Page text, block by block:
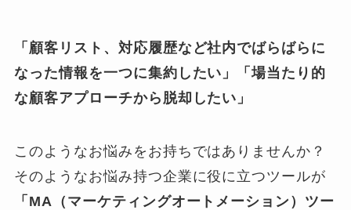
「顧客リスト、対応履歴など社内でばらばらに
なった情報を一つに集約したい」「場当たり的
な顧客アプローチから脱却したい」
このようなお悩みをお持ちではありませんか？
そのようなお悩み持つ企業に役に立つツールが
「MA（マーケティングオートメーション）ツー